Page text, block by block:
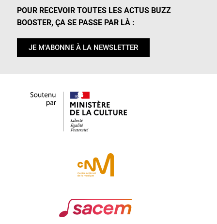
POUR RECEVOIR TOUTES LES ACTUS BUZZ
BOOSTER, ÇA SE PASSE PAR LÀ :
JE M'ABONNE À LA NEWSLETTER